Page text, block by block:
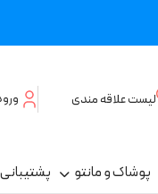
لیست علاقه مندی
پوشاک و مانتو